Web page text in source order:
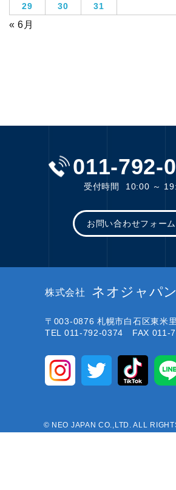
29
30 31
« 6月
011-792-
受付時間 10:00 ～
お問い合わせフォーム
株式会社 ネオジャパン
〒003-0876 札幌市白石区東米
TEL 011-792-0374 FAX 011-
© NEO JAPAN CO.,LTD. ALL